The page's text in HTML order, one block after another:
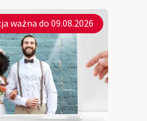
ważna do 09.08.2026